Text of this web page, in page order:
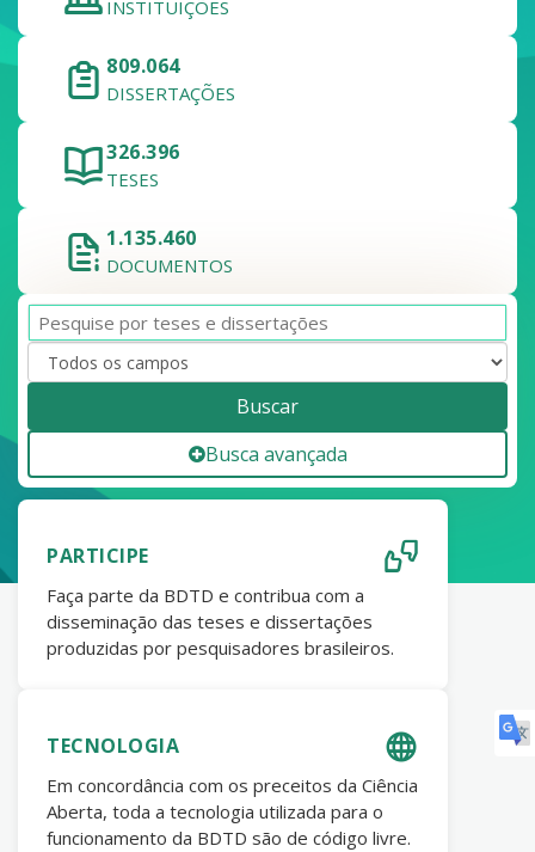
INSTITUIÇÕES
809.064
DISSERTAÇÕES
326.396
TESES
1.135.460
DOCUMENTOS
Buscar
Busca avançada
PARTICIPE
Faça parte da BDTD e contribua com a
disseminação das teses e dissertações
produzidas por pesquisadores brasileiros.
TECNOLOGIA
Em concordância com os preceitos da Ciência
Aberta, toda a tecnologia utilizada para o
funcionamento da BDTD são de código livre.